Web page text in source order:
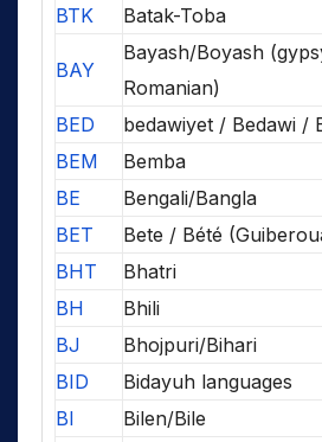
BTK
Batak-Toba
BAY
Bayash/Boyash
Romanian)
BED
bedawiyet / Bedawi /
BEM
Bemba
BE
Bengali/Bangla
BET
Bete / Bété
BHT
Bhatri
BH
Bhili
BJ
Bhojpuri/Bihari
BID
Bidayuh languages
BI
Bilen/Bile